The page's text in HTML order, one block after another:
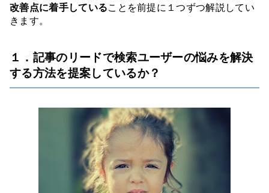
改善点に着手していることを前提に１つずつ解説してい
きます。
１．記事のリードで検索ユーザーの悩みを解決
する方法を提案しているか？